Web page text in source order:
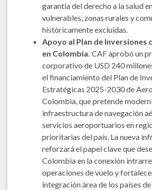
garantía del derecho a la salud
vulnerables, zonas rurales y
históricamente excluidas.
Apoyo al Plan de Inversiones
en Colombia. CAF aprobó un
corporativo de USD 240
el financiamiento del Plan de
Estratégicas 2025-2030 de
Colombia, que pretende
infraestructura de navegación
servicios aeroportuarios en
prioritarias del país. La nueva
reforzará el papel clave que
Colombia en la conexión
operaciones de vuelo y
integración área de los países